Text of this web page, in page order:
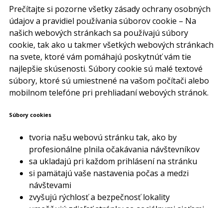
Prečítajte si pozorne všetky zásady ochrany osobných
údajov a pravidiel používania súborov cookie – Na
našich webových stránkach sa používajú súbory
cookie, tak ako u takmer všetkých webových stránkach
na svete, ktoré vám pomáhajú poskytnúť vám tie
najlepšie skúsenosti. Súbory cookie sú malé textové
súbory, ktoré sú umiestnené na vašom počítači alebo
mobilnom telefóne pri prehliadaní webových stránok.
Súbory cookies
tvoria našu webovú stránku tak, ako by
profesionálne plnila očakávania návštevníkov
sa ukladajú pri každom prihlásení na stránku
si pamätajú vaše nastavenia počas a medzi
návštevami
zvyšujú rýchlosť a bezpečnosť lokality